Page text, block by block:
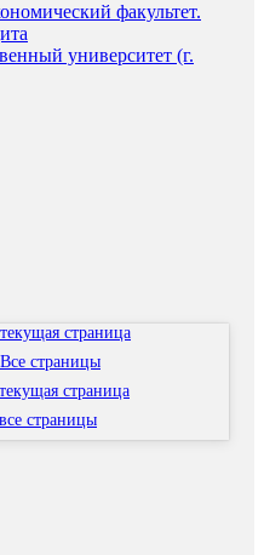
факультет.
университет (г.
страница
страницы
страница
страницы